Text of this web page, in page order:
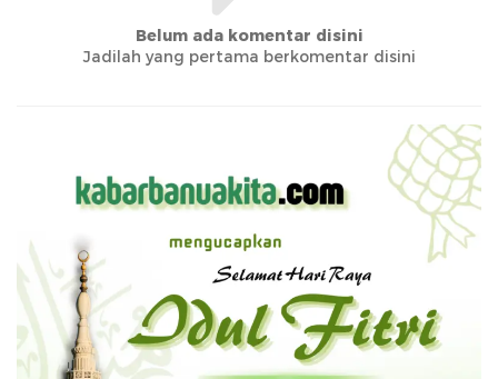
Belum ada komentar disini
Jadilah yang pertama berkomentar disini